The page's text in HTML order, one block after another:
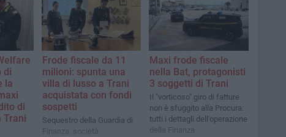
di
la
di
Trani
Frode fiscale da 11
milioni: spunta una
villa di lusso a Trani
acquistata con fondi
sospetti
Sequestro della Guardia di
Finanza: società
Maxi frode fiscale
nella Bat, protagonisti
3 soggetti di Trani
Il "vorticoso" giro di fatture
non è sfuggito alla Procura:
tutti i dettagli dell'operazione
della Finanza